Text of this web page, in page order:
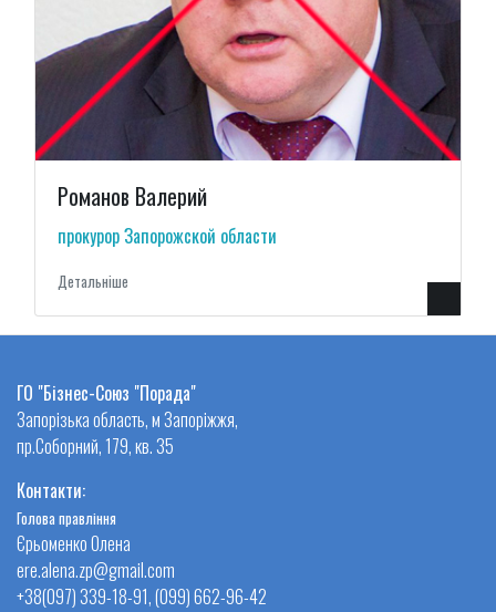
Романов Валерий
прокурор Запорожской области
Детальнiше
ГО "Бізнес-Союз "Порада"
Запорізька область, м Запоріжжя,
пр.Соборний, 179, кв. 35
Контакти:
Голова правління
Єрьоменко Олена
ere.alena.zp@gmail.com
+38(097) 339-18-91, (099) 662-96-42